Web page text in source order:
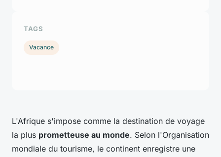
L'Afrique s'impose comme la destination de voyage
la plus prometteuse au monde. Selon l'Organisation
mondiale du tourisme, le continent enregistre une
TAGS
Vacance